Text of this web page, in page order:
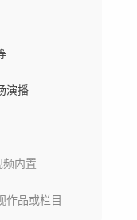
演播
内置
作品或栏目